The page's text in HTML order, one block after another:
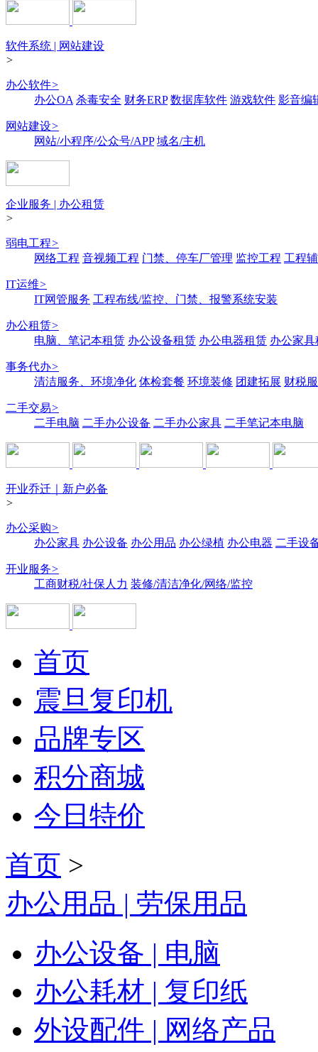
软件系统 | 网站建设
>
办公软件>
办公OA 杀毒安全 财务ERP 数据库软件 游戏软件 影音编
网站建设>
网站/小程序/公众号/APP 域名/主机
企业服务 | 办公租赁
>
弱电工程>
网络工程 音视频工程 门禁、停车厂管理 监控工程 工程
IT运维>
IT网管服务 工程布线/监控、门禁、报警系统安装
办公租赁>
电脑、笔记本租赁 办公设备租赁 办公电器租赁 办公家具
事务代办>
清洁服务、环境净化 体检套餐 环境装修 团建拓展 财税
二手交易>
二手电脑 二手办公设备 二手办公家具 二手笔记本电脑
开业乔迁｜新户必备
>
办公采购>
办公家具 办公设备 办公用品 办公绿植 办公电器 二手设
开业服务>
工商财税/社保人力 装修/清洁净化/网络/监控
首页
震旦复印机
品牌专区
积分商城
今日特价
首页 >
办公用品 | 劳保用品
办公设备 | 电脑
办公耗材 | 复印纸
外设配件 | 网络产品